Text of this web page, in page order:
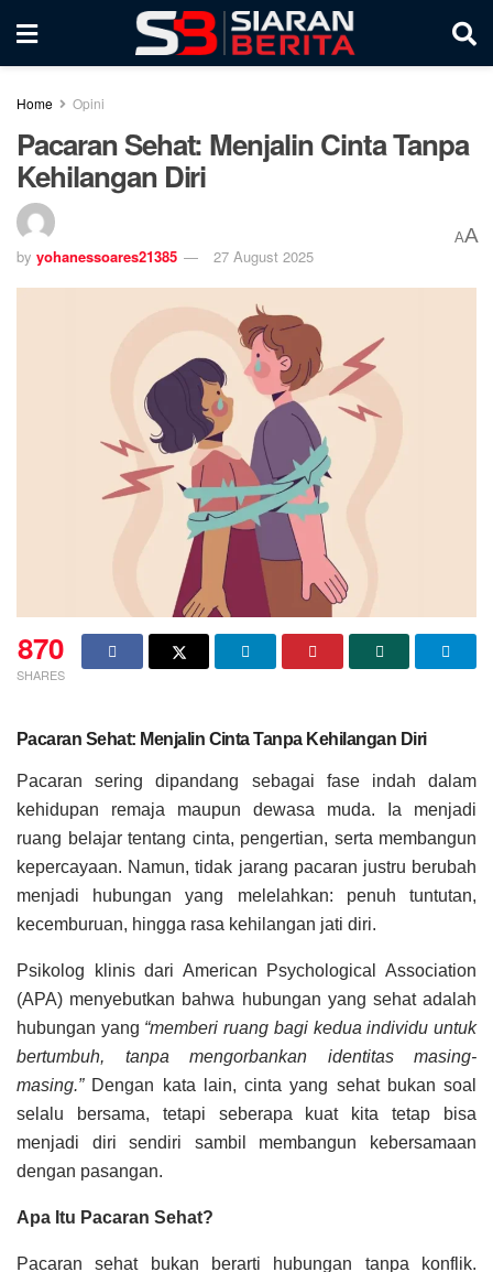
Home Opini
Pacaran Sehat: Menjalin Cinta Tanpa
Kehilangan Diri
by yohanessoares21385 27 August 2025
AA
870
SHARES
Pacaran Sehat: Menjalin Cinta Tanpa Kehilangan Diri
Pacaran sering dipandang sebagai fase indah dalam
kehidupan remaja maupun dewasa muda. Ia menjadi
ruang belajar tentang cinta, pengertian, serta membangun
kepercayaan. Namun, tidak jarang pacaran justru berubah
menjadi hubungan yang melelahkan: penuh tuntutan,
kecemburuan, hingga rasa kehilangan jati diri.
Psikolog klinis dari American Psychological Association
(APA) menyebutkan bahwa hubungan yang sehat adalah
hubungan yang “memberi ruang bagi kedua individu untuk
bertumbuh, tanpa mengorbankan identitas masing-
masing.”Dengan kata lain, cinta yang sehat bukan soal
selalu bersama, tetapi seberapa kuat kita tetap bisa
menjadi diri sendiri sambil membangun kebersamaan
dengan pasangan.
Apa Itu Pacaran Sehat?
Pacaran sehat bukan berarti hubungan tanpa konflik.